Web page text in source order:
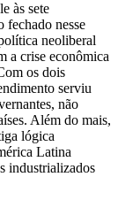
às sete
fechado nesse
neoliberal
a crise econômica
os dois
serviu
não
Além do mais,
lógica
Latina
industrializados